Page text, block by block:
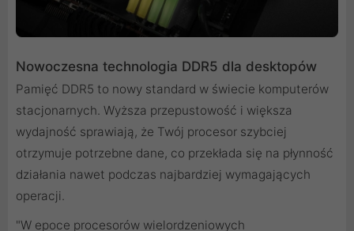
Nowoczesna technologia DDR5 dla desktopów
Pamięć DDR5 to nowy standard w świecie komputerów
stacjonarnych. Wyższa przepustowość i większa
wydajność sprawiają, że Twój procesor szybciej
otrzymuje potrzebne dane, co przekłada się na płynność
działania nawet podczas najbardziej wymagających
operacji.
"W epoce procesorów wielordzeniowych